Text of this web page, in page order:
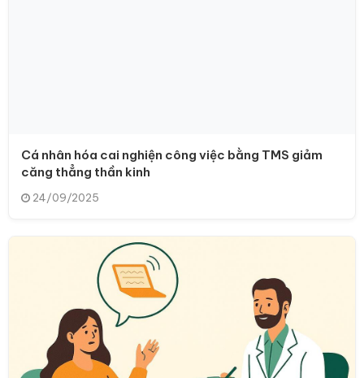
Cá nhân hóa cai nghiện công việc bằng TMS giảm
căng thẳng thần kinh
24/09/2025